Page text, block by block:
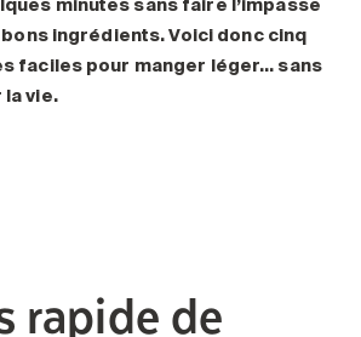
minutes sans faire l’impasse
ingrédients. Voici donc cinq
faciles pour manger léger… sans
vie.
rapide de